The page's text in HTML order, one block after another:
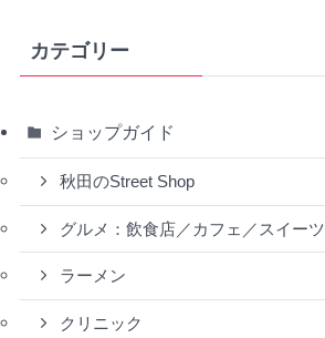
カテゴリー
ショップガイド
秋田のStreet Shop
グルメ：飲食店／カフェ／スイーツ
ラーメン
クリニック